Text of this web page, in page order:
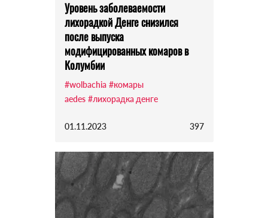
Уровень заболеваемости
лихорадкой Денге снизился
после выпуска
модифицированных комаров в
Колумбии
#wolbachia #комары
aedes #лихорадка денге
01.11.2023 397